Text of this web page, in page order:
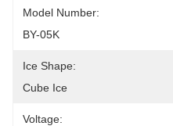
Model Number:
BY-05K
Ice Shape:
Cube Ice
Voltage: